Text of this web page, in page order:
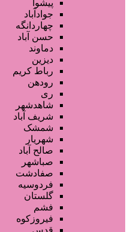
محصولات آرایشی
تجهیزات سالن زیبایی
محصولات پوست
محصولات مو
خدمات دندانپزشکی
سایر خدمات
پیشوا
جوادآباد
چهاردانگه
حسن آباد
دماوند
دیزین
رباط کریم
رودهن
ری
شاهدشهر
شریف آباد
شمشک
شهریار
صالح آباد
صباشهر
صفادشت
فردوسیه
گلستان
فشم
فیروزکوه